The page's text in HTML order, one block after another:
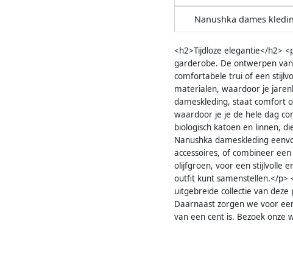
Nanushka dames
<h2>Tijdloze elegantie</h2>
garderobe. De ontwerpen
comfortabele trui of een
materialen, waardoor je
dameskleding, staat comfort
waardoor je je de hele dag
biologisch katoen en linnen,
Nanushka dameskleding
accessoires, of combineer
olijfgroen, voor een stijlvolle
outfit kunt samenstellen.</p>
uitgebreide collectie van
Daarnaast zorgen we voor
van een cent is. Bezoek onze